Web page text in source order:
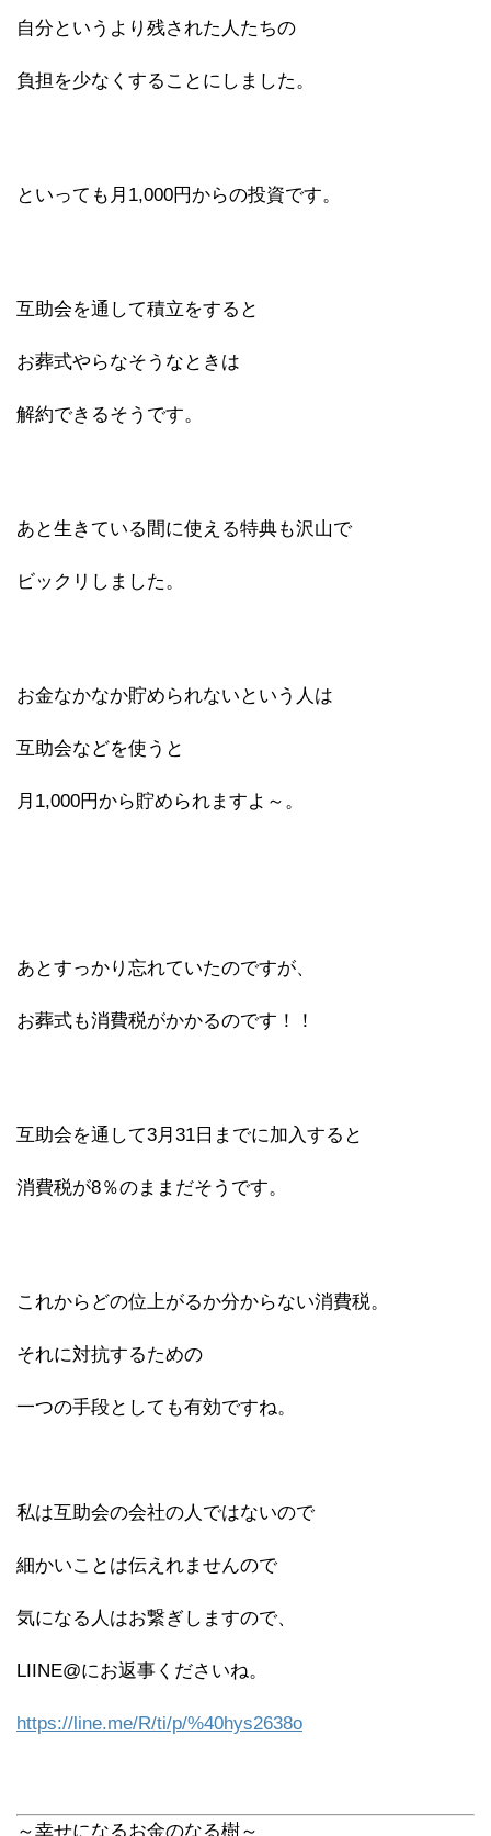
自分というより残された人たちの
負担を少なくすることにしました。
といっても月1,000円からの投資です。
互助会を通して積立をすると
お葬式やらなそうなときは
解約できるそうです。
あと生きている間に使える特典も沢山で
ビックリしました。
お金なかなか貯められないという人は
互助会などを使うと
月1,000円から貯められますよ～。
あとすっかり忘れていたのですが、
お葬式も消費税がかかるのです！！
互助会を通して3月31日までに加入すると
消費税が8％のままだそうです。
これからどの位上がるか分からない消費税。
それに対抗するための
一つの手段としても有効ですね。
私は互助会の会社の人ではないので
細かいことは伝えれませんので
気になる人はお繋ぎしますので、
LIINE@にお返事くださいね。
https://line.me/R/ti/p/%40hys2638o
～幸せになるお金のなる樹～